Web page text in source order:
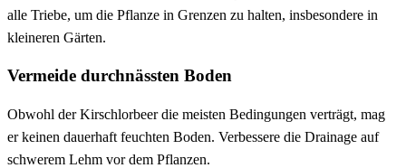
alle Triebe, um die Pflanze in Grenzen zu halten, insbesondere in
kleineren Gärten.
Vermeide durchnässten Boden
Obwohl der Kirschlorbeer die meisten Bedingungen verträgt, mag
er keinen dauerhaft feuchten Boden. Verbessere die Drainage auf
schwerem Lehm vor dem Pflanzen.